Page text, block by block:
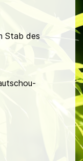
Stab des